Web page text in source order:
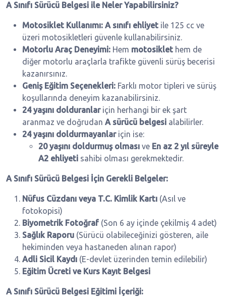
A Sınıfı Sürücü Belgesi ile Neler Yapabilirsiniz?
Motosiklet Kullanımı: A sınıfı ehliyet ile 125 cc ve
üzeri motosikletleri güvenle kullanabilirsiniz.
Motorlu Araç Deneyimi: Hem motosiklet hem de
diğer motorlu araçlarla trafikte güvenli sürüş becerisi
kazanırsınız.
Geniş Eğitim Seçenekleri: Farklı motor tipleri ve sürüş
koşullarında deneyim kazanabilirsiniz.
24 yaşını dolduranlariçin herhangi bir ek şart
aranmaz ve doğrudan A sürücü belgesi alabilirler.
24 yaşını doldurmayanlariçin ise:
20 yaşını doldurmuş olması ve En az 2 yıl süreyle
A2 ehliyeti sahibi olması gerekmektedir.
A Sınıfı Sürücü Belgesi İçin Gerekli Belgeler:
Nüfus Cüzdanı veya T.C. Kimlik Kartı (Asıl ve
fotokopisi)
Biyometrik Fotoğraf (Son 6 ay içinde çekilmiş 4 adet)
Sağlık Raporu (Sürücü olabileceğinizi gösteren, aile
hekiminden veya hastaneden alınan rapor)
Adli Sicil Kaydı (E-devlet üzerinden temin edilebilir)
Eğitim Ücreti ve Kurs Kayıt Belgesi
A Sınıfı Sürücü Belgesi Eğitimi İçeriği: